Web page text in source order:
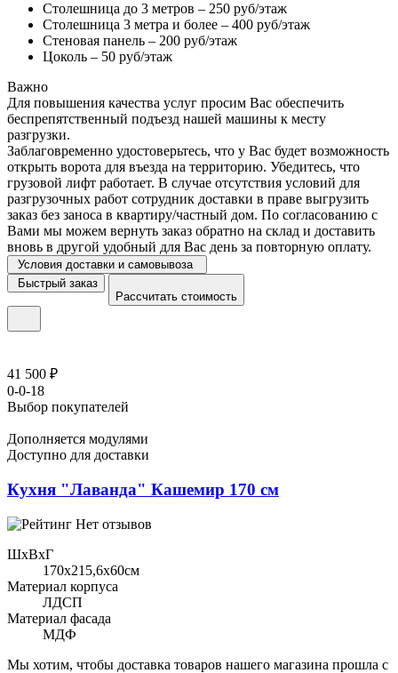
Столешница до 3 метров – 250 руб/этаж
Столешница 3 метра и более – 400 руб/этаж
Стеновая панель – 200 руб/этаж
Цоколь – 50 руб/этаж
Важно
Для повышения качества услуг просим Вас обеспечить
беспрепятственный подъезд нашей машины к месту
разгрузки.
Заблаговременно удостоверьтесь, что у Вас будет возможность
открыть ворота для въезда на территорию. Убедитесь, что
грузовой лифт работает. В случае отсутствия условий для
разгрузочных работ сотрудник доставки в праве выгрузить
заказ без заноса в квартиру/частный дом. По согласованию с
Вами мы можем вернуть заказ обратно на склад и доставить
вновь в другой удобный для Вас день за повторную оплату.
Условия доставки и самовывоза
Быстрый заказ
Рассчитать стоимость
41 500 ₽
0-0-18
Выбор покупателей
Дополняется модулями
Доступно для доставки
Кухня "Лаванда" Кашемир 170 см
Нет отзывов
ШхВхГ
170x215,6х60см
Материал корпуса
ЛДСП
Материал фасада
МДФ
Мы хотим, чтобы доставка товаров нашего магазина прошла с